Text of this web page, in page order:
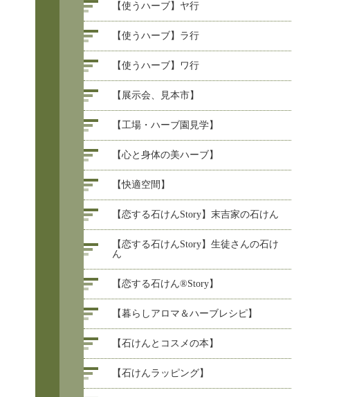
【使うハーブ】ヤ行
【使うハーブ】ラ行
【使うハーブ】ワ行
【展示会、見本市】
【工場・ハーブ園見学】
【心と身体の美ハーブ】
【快適空間】
【恋する石けんStory】末吉家の石けん
【恋する石けんStory】生徒さんの石け
ん
【恋する石けん®Story】
【暮らしアロマ＆ハーブレシピ】
【石けんとコスメの本】
【石けんラッピング】